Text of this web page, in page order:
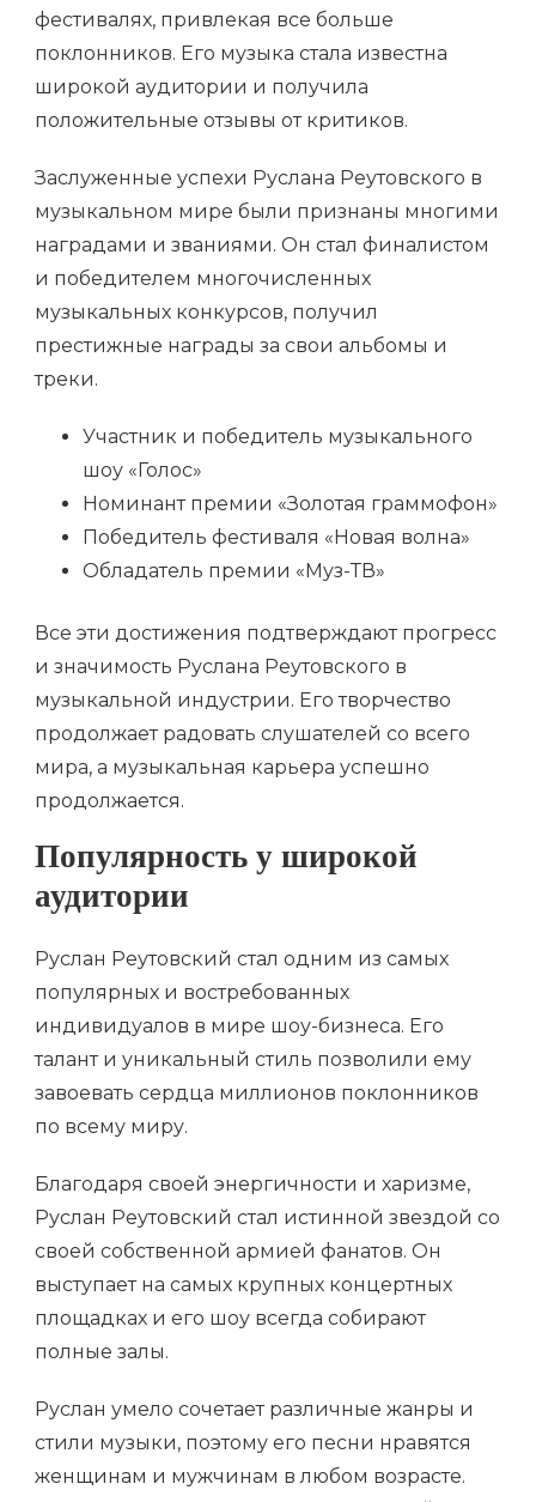
фестивалях, привлекая все больше
поклонников. Его музыка стала известна
широкой аудитории и получила
положительные отзывы от критиков.
Заслуженные успехи Руслана Реутовского в
музыкальном мире были признаны многими
наградами и званиями. Он стал финалистом
и победителем многочисленных
музыкальных конкурсов, получил
престижные награды за свои альбомы и
треки.
Участник и победитель музыкального
шоу «Голос»
Номинант премии «Золотая граммофон»
Победитель фестиваля «Новая волна»
Обладатель премии «Муз-ТВ»
Все эти достижения подтверждают прогресс
и значимость Руслана Реутовского в
музыкальной индустрии. Его творчество
продолжает радовать слушателей со всего
мира, а музыкальная карьера успешно
продолжается.
Популярность у широкой
аудитории
Руслан Реутовский стал одним из самых
популярных и востребованных
индивидуалов в мире шоу-бизнеса. Его
талант и уникальный стиль позволили ему
завоевать сердца миллионов поклонников
по всему миру.
Благодаря своей энергичности и харизме,
Руслан Реутовский стал истинной звездой со
своей собственной армией фанатов. Он
выступает на самых крупных концертных
площадках и его шоу всегда собирают
полные залы.
Руслан умело сочетает различные жанры и
стили музыки, поэтому его песни нравятся
женщинам и мужчинам в любом возрасте.